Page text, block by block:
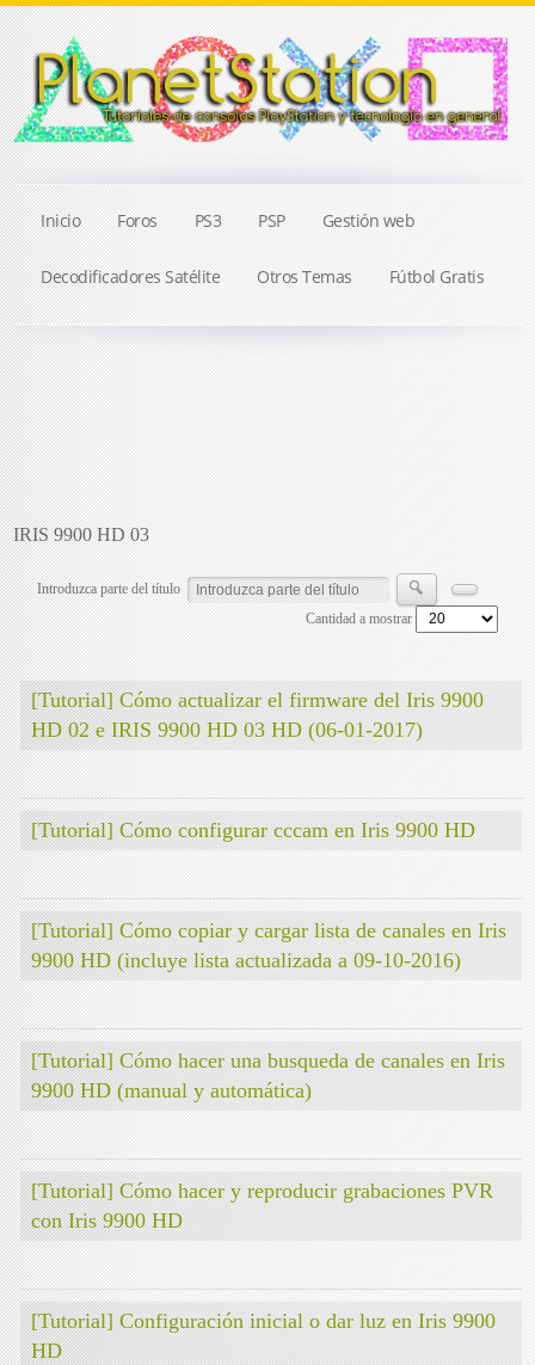
Inicio Foros PS3 PSP Gestión web
Decodificadores Satélite Otros Temas Fútbol Gratis
IRIS 9900 HD 03
Introduzca parte del título
Cantidad a mostrar
[Tutorial] Cómo actualizar el firmware del Iris 9900
HD 02 e IRIS 9900 HD 03 HD (06-01-2017)
[Tutorial] Cómo configurar cccam en Iris 9900 HD
[Tutorial] Cómo copiar y cargar lista de canales en Iris
9900 HD (incluye lista actualizada a 09-10-2016)
[Tutorial] Cómo hacer una busqueda de canales en Iris
9900 HD (manual y automática)
[Tutorial] Cómo hacer y reproducir grabaciones PVR
con Iris 9900 HD
[Tutorial] Configuración inicial o dar luz en Iris 9900
HD